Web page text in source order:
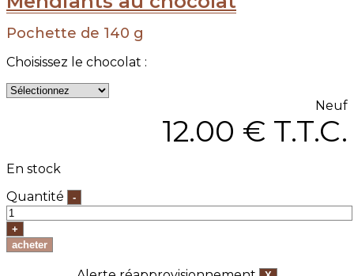
Pochette de 140 g
Choisissez le chocolat :
Neuf
12.00 € T.T.C.
En stock
Quantité